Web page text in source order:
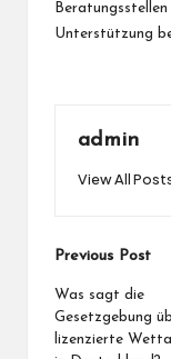
Unterstützung
admin
View All
Post
Previous Post
Was sagt die
Gesetzgebung
lizenzierte